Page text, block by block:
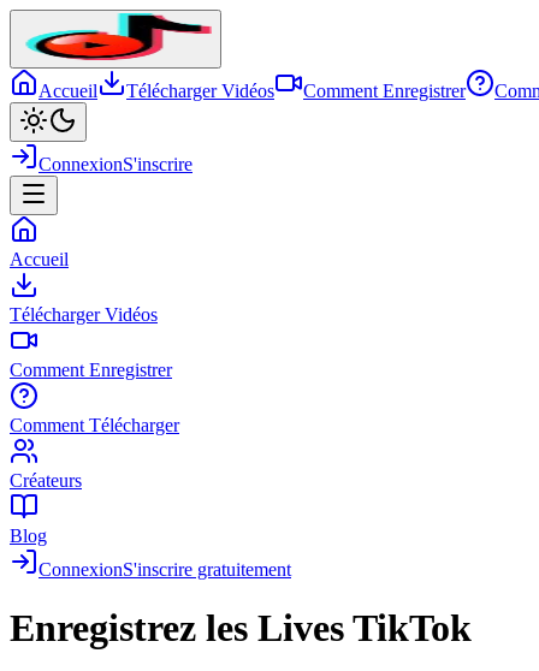
Accueil Télécharger Vidéos Comment Enregistrer
ConnexionS'inscrire
Accueil
Télécharger Vidéos
Comment Enregistrer
Comment Télécharger
Créateurs
Blog
ConnexionS'inscrire gratuitement
Enregistrez les Lives TikTok